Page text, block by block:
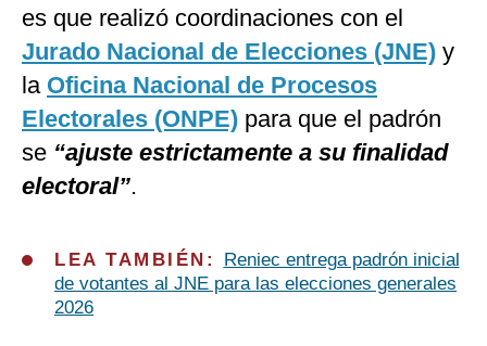
es que realizó coordinaciones con el
Jurado Nacional de Elecciones (JNE) y
la Oficina Nacional de Procesos
Electorales (ONPE) para que el padrón
se “ajuste estrictamente a su finalidad
electoral”.
LEA TAMBIÉN:
Reniec entrega padrón inicial
de votantes al JNE para las elecciones generales
2026